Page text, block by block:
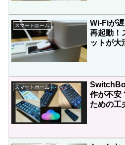
スマートホーム
Wi-Fiが
再起動！
ットが大
スマートホーム
作が不安
ための工